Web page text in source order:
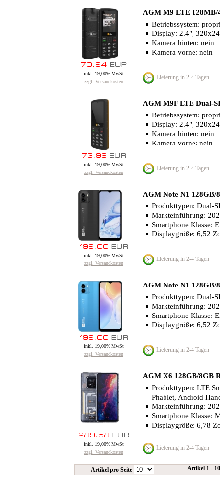
AGM M9 LTE 128MB/
Betriebssystem:
Display: 2.4",
Kamera hinten: nein
Kamera vorne: nein
inkl. 19,00% MwSt
zzgl. Versandkosten
Lieferung in 2-4 Tagen
AGM M9F LTE Dual-
Betriebssystem:
Display: 2.4",
Kamera hinten: nein
Kamera vorne: nein
inkl. 19,00% MwSt
zzgl. Versandkosten
Lieferung in 2-4 Tagen
AGM Note N1
Produkttypen: Dual-
Markteinführung:
Smartphone Klasse:
Displaygröße: 6,52
inkl. 19,00% MwSt
zzgl. Versandkosten
Lieferung in 2-4 Tagen
AGM Note N1 128GB/
Produkttypen: Dual-
Markteinführung:
Smartphone Klasse:
Displaygröße: 6,52
inkl. 19,00% MwSt
zzgl. Versandkosten
Lieferung in 2-4 Tagen
AGM X6 128GB/8GB
Produkttypen: LTE
Phablet, Android
Markteinführung:
Smartphone Klasse:
Displaygröße: 6,78
inkl. 19,00% MwSt
zzgl. Versandkosten
Lieferung in 2-4 Tagen
Artikel pro Seite Artikel 1 -